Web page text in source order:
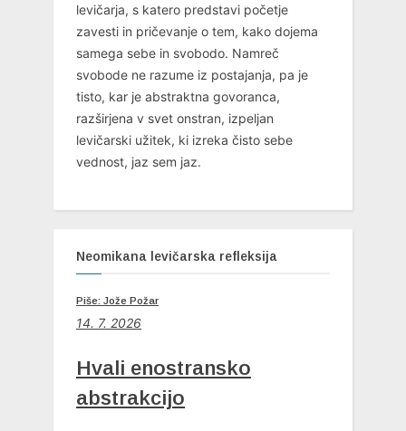
levičarja, s katero predstavi početje
zavesti in pričevanje o tem, kako dojema
samega sebe in svobodo. Namreč
svobode ne razume iz postajanja, pa je
tisto, kar je abstraktna govoranca,
razširjena v svet onstran, izpeljan
levičarski užitek, ki izreka čisto sebe
vednost, jaz sem jaz.
Neomikana levičarska refleksija
Piše: Jože Požar
14. 7. 2026
Hvali enostransko
abstrakcijo